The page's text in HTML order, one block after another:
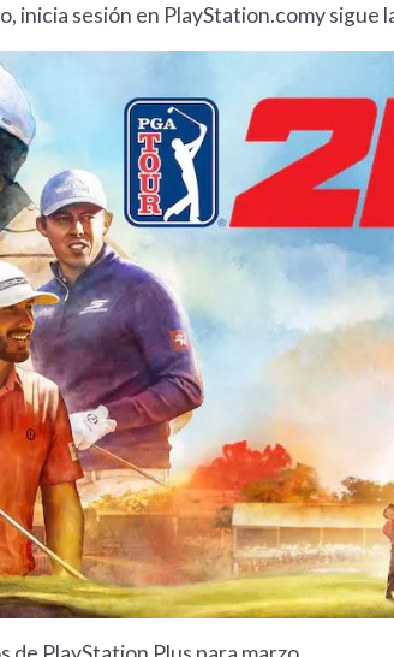
inicia sesión en PlayStation.comy sigue